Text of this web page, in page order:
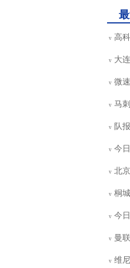
v 高
v 大
v 微
v 马
v 队
v 今
v 北
v 桐
v 今
v 曼
v 维